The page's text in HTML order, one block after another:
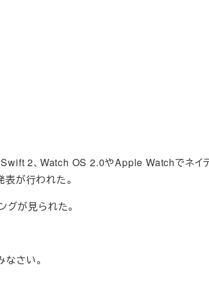
2、Watch OS 2.0やApple Watchでネイ
が行われた。
グが見られた。
さい。